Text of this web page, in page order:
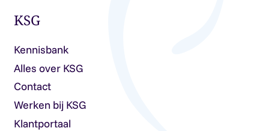
KSG
Kennisbank
Alles over KSG
Contact
Werken bij KSG
Klantportaal